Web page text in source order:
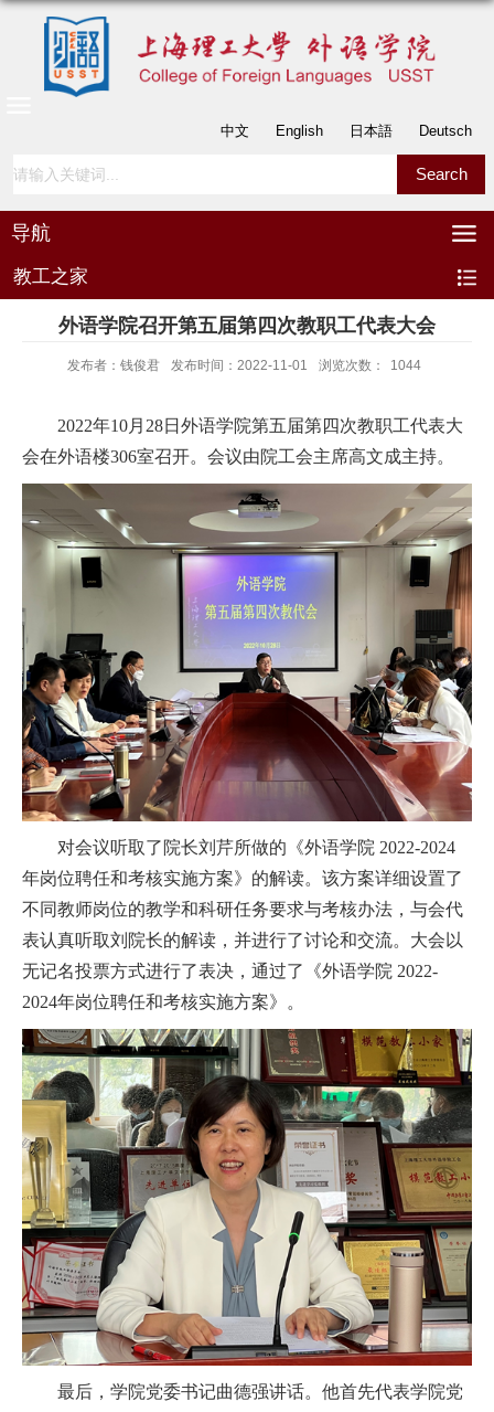
中文 English 日本語 Deutsch
导航
教工之家
外语学院召开第五届第四次教职工代表大会
发布者：钱俊君 发布时间：2022-11-01 浏览次数： 1044
2022年10月 28日外语学院第五届第四次教职工代表大
会在外语楼306室召开。会议由院工会主席高文成主持。
对会议听取了院长刘芹所做的《外语学院 2022-2024
年岗位聘任和考核实施方案》的解读。该方案详细设置了
不同教师岗位的教学和科研任务要求与考核办法，与会代
表认真听取刘院长的解读，并进行了讨论和交流。大会以
无记名投票方式进行了表决，通过了《外语学院 2022-
2024年岗位聘任和考核实施方案》。
最后，学院党委书记曲德强讲话。他首先代表学院党